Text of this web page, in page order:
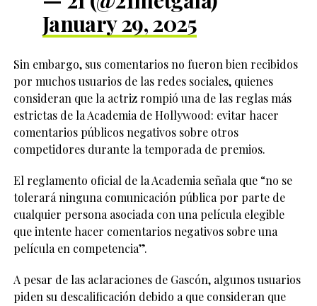
January 29, 2025
Sin embargo, sus comentarios no fueron bien recibidos
por muchos usuarios de las redes sociales, quienes
consideran que la actriz rompió una de las reglas más
estrictas de la Academia de Hollywood: evitar hacer
comentarios públicos negativos sobre otros
competidores durante la temporada de premios.
El reglamento oficial de la Academia señala que “no se
tolerará ninguna comunicación pública por parte de
cualquier persona asociada con una película elegible
que intente hacer comentarios negativos sobre una
película en competencia”.
A pesar de las aclaraciones de Gascón, algunos usuarios
piden su descalificación debido a que consideran que